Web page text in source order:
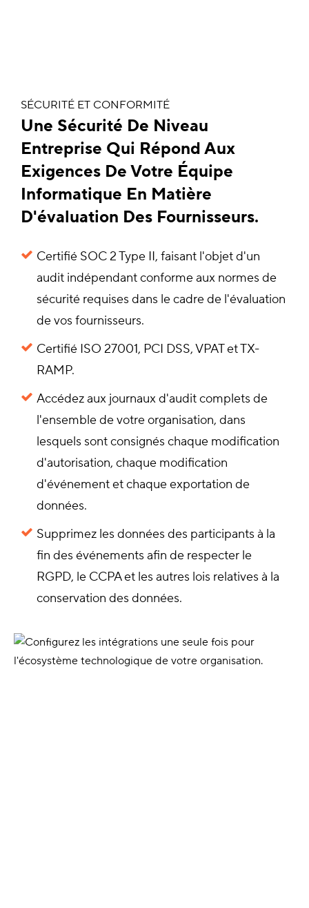
SÉCURITÉ ET CONFORMITÉ
Une Sécurité De Niveau
Entreprise Qui Répond Aux
Exigences De Votre Équipe
Informatique En Matière
D'évaluation Des Fournisseurs.
Certifié SOC 2 Type II, faisant l'objet d'un
audit indépendant conforme aux normes de
sécurité requises dans le cadre de l'évaluation
de vos fournisseurs.
Certifié ISO 27001, PCI DSS, VPAT et TX-
RAMP.
Accédez aux journaux d'audit complets de
l'ensemble de votre organisation, dans
lesquels sont consignés chaque modification
d'autorisation, chaque modification
d'événement et chaque exportation de
données.
Supprimez les données des participants à la
fin des événements afin de respecter le
RGPD, le CCPA et les autres lois relatives à la
conservation des données.